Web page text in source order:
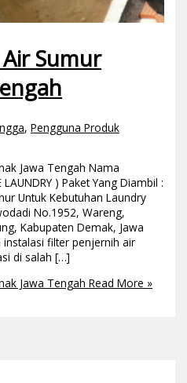
Sumur
,Pengguna Produk
Jawa Tengah Nama
) Paket Yang Diambil :
Untuk Kebutuhan Laundry
No.1952, Wareng,
Kabupaten Demak, Jawa
filter penjernih air
di salah […]
Jawa Tengah Read More »